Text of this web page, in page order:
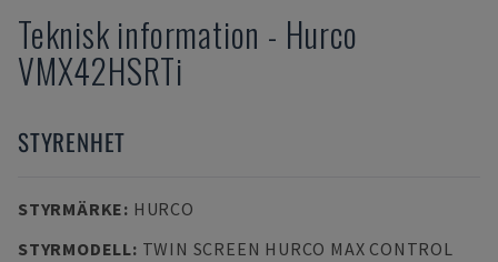
Teknisk information - Hurco
VMX42HSRTi
STYRENHET
STYRMÄRKE: HURCO
STYRMODELL: TWIN SCREEN HURCO MAX CONTROL